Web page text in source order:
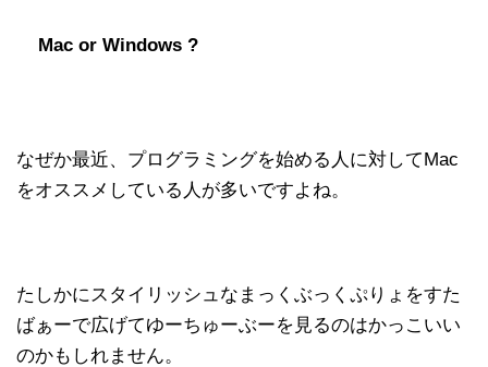
Mac or Windows ?
なぜか最近、プログラミングを始める人に対してMac
をオススメしている人が多いですよね。
たしかにスタイリッシュなまっくぶっくぷりょをすた
ばぁーで広げてゆーちゅーぶーを見るのはかっこいい
のかもしれません。